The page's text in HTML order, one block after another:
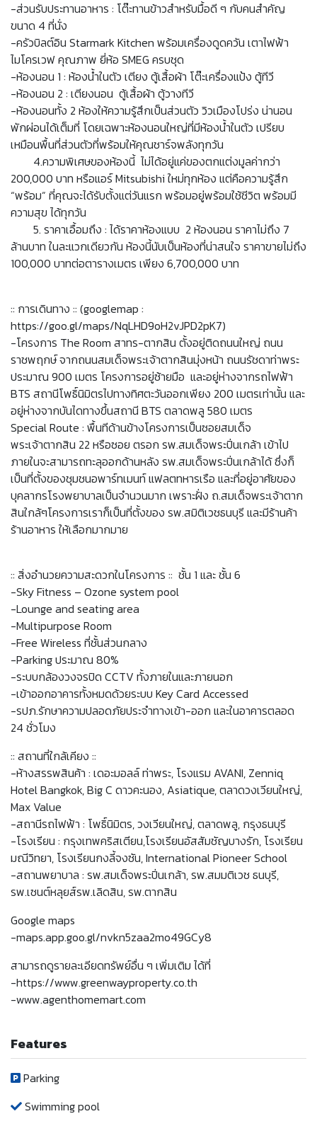
-ส่วนรับประทานอาหาร : โต๊ะทานข้าวสำหรับมื้อดี ๆ กับคนสำคัญ
ขนาด 4 ที่นั่ง
-ครัวบิลต์อิน Starmark Kitchen พร้อมเครื่องดูดควัน เตาไฟฟ้า
ไมโครเวฟ คุณภาพ ยี่ห้อ SMEG ครบชุด
-ห้องนอน 1 : ห้องน้ำในตัว เตียง ตู้เสื้อผ้า โต๊ะเครื่องแป้ง ตู้ทีวี
-ห้องนอน 2 : เตียงนอน ตู้เสื้อผ้า ตู้วางทีวี
-ห้องนอนทั้ง 2 ห้องให้ความรู้สึกเป็นส่วนตัว วิวเมืองโปร่ง น่านอน
พักผ่อนได้เต็มที่ โดยเฉพาะห้องนอนใหญ่ที่มีห้องน้ำในตัว เปรียบ
เหมือนพื้นที่ส่วนตัวที่พร้อมให้คุณชาร์จพลังทุกวัน
4.ความพิเศษของห้องนี้ ไม่ได้อยู่แค่ของตกแต่งมูลค่ากว่า
200,000 บาท หรือแอร์ Mitsubishi ใหม่ทุกห้อง แต่คือความรู้สึก
“พร้อม” ที่คุณจะได้รับตั้งแต่วันแรก พร้อมอยู่พร้อมใช้ชีวิต พร้อมมี
ความสุข ได้ทุกวัน
5. ราคาเอื้อมถึง : ได้ราคาห้องแบบ 2 ห้องนอน ราคาไม่ถึง 7
ล้านบาท ในละแวกเดียวกัน ห้องนี้นับเป็นห้องที่น่าสนใจ ราคาขายไม่ถึง
100,000 บาทต่อตารางเมตร เพียง 6,700,000 บาท
:: การเดินทาง :: (googlemap :
https://goo.gl/maps/NqLHD9oH2vJPD2pK7)
-โครงการ The Room สาทร-ตากสิน ตั้งอยู่ติดถนนใหญ่ ถนน
ราชพฤกษ์ จากถนนสมเด็จพระเจ้าตากสินมุ่งหน้า ถนนรัชดาท่าพระ
ประมาณ 900 เมตร โครงการอยู่ซ้ายมือ และอยู่ห่างจากรถไฟฟ้า
BTS สถานีโพธิ์นิมิตรไปทางทิศตะวันออกเพียง 200 เมตรเท่านั้น และ
อยู่ห่างจากบันไดทางขึ้นสถานี BTS ตลาดพลู 580 เมตร
Special Route : พื้นทีด้านข้างโครงการเป็นซอยสมเด็จ
พระเจ้าตากสิน 22 หรือซอย ตรอก รพ.สมเด็จพระปิ่นเกล้า เข้าไป
ภายในจะสามารถทะลุออกด้านหลัง รพ.สมเด็จพระปิ่นเกล้าได้ ซึ่งก็
เป็นที่ตั้งของชุมชนอพาร์ทเมนท์ แฟลตทหารเรือ และที่อยู่อาศัยของ
บุคลากรโรงพยาบาลเป็นจำนวนมาก เพราะฝั่ง ถ.สมเด็จพระเจ้าตาก
สินใกล้ๆโครงการเราก็เป็นที่ตั้งของ รพ.สมิติเวชธนบุรี และมีร้านค้า
ร้านอาหาร ให้เลือกมากมาย
:: สิ่งอำนวยความสะดวกในโครงการ :: ชั้น 1 และ ชั้น 6
-Sky Fitness – Ozone system pool
-Lounge and seating area
-Multipurpose Room
-Free Wireless ที่ชั้นส่วนกลาง
-Parking ประมาณ 80%
-ระบบกล้องวงจรปิด CCTV ทั้งภายในและภายนอก
-เข้าออกอาคารทั้งหมดด้วยระบบ Key Card Accessed
-รปภ.รักษาความปลอดภัยประจำทางเข้า-ออก และในอาคารตลอด
24 ชั่วโมง
:: สถานที่ใกล้เคียง ::
-ห้างสรรพสินค้า : เดอะมอลล์ ท่าพระ, โรงแรม AVANI, Zenniq
Hotel Bangkok, Big C ดาวคะนอง, Asiatique, ตลาดวงเวียนใหญ่,
Max Value
-สถานีรถไฟฟ้า : โพธิ์นิมิตร, วงเวียนใหญ่, ตลาดพลู, กรุงธนบุรี
-โรงเรียน : กรุงเทพคริสเตียน,โรงเรียนอัสสัมชัญบางรัก, โรงเรียน
มณีวิทยา, โรงเรียนกงลี้จงซัน, International Pioneer School
-สถานพยาบาล : รพ.สมเด็จพระปิ่นเกล้า, รพ.สมมติเวช ธนบุรี,
รพ.เซนต์หลุยส์รพ.เลิดสิน, รพ.ตากสิน
Google maps
-maps.app.goo.gl/nvkn5zaa2mo49GCy8
สามารถดูรายละเอียดทรัพย์อื่น ๆ เพิ่มเติม ได้ที่
-https://www.greenwayproperty.co.th
-www.agenthomemart.com
Features
Parking
Swimming pool